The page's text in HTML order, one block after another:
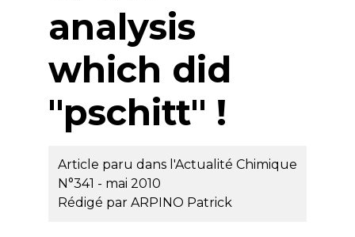
analysis
which did
"pschitt" !
Article paru dans l'Actualité Chimique
N°341 - mai 2010
Rédigé par ARPINO Patrick